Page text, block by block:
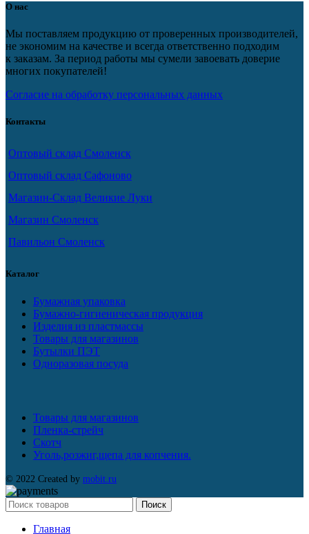
О нас
Мы поставляем продукцию от проверенных производителей,
не экономим на качестве и всегда ответственно подходим
к заказам. За период работы мы сумели завоевать доверие
многих покупателей!
Согласие на обработку персональных данных
Контакты
Оптовый склад Смоленск
Оптовый склад Сафоново
Магазин-Склад Великие Луки
Магазин Смоленск
Павильон Смоленск
Каталог
Бумажная упаковка
Бумажно-гигиеническая продукция
Изделия из пластмассы
Товары для магазинов
Бутылки ПЭТ
Одноразовая посуда
Товары для магазинов
Пленка-стрейч
Скотч
Уголь,розжиг,щепа для копчения.
© 2022 Created by mobit.ru
Поиск
Главная